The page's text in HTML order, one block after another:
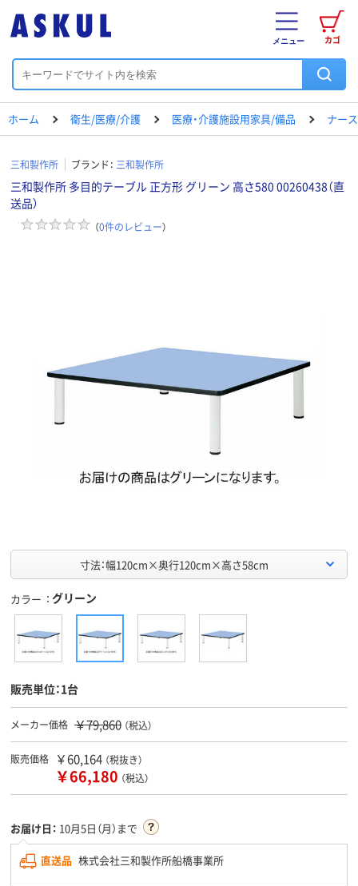
カゴ
メニュー
ホーム 衛生/医療/介護 医療・介護施設用家具/備品 ナー
三和製作所 ブランド： 三和製作所
三和製作所 多目的テーブル 正方形 グリーン 高さ580 00260438（直
送品）
（0件のレビュー）
寸法：幅120cm×奥行120cm×高さ58cm
カラー グリーン
販売単位：1台
メーカー価格 ￥79,860 （税込）
販売価格 ￥60,164 （税抜き）
￥66,180 （税込）
お届け日： 10月5日（月）まで
直送品 株式会社三和製作所船橋事業所